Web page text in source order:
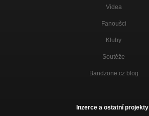
Videa
Fanoušci
Kluby
Soutěže
Bandzone.cz blog
Inzerce a ostatní projekty